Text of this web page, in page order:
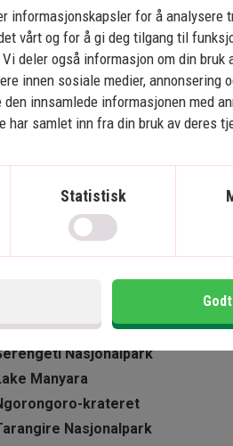
kart
Tanzania og
6 netter på Zanzibar på 4-stjerners
med halvpensjon
safaribil med privat guide
Nasjonalpark
Manyara
krateret
Nasjonalpark
informasjonskapsler for å analysere
vårt og for å gi deg tilgang til
deler også informasjon om din bruk
innen sosiale medier, annonsering
den innsamlede informasjonen med
har samlet inn fra din bruk av deres
Statistisk